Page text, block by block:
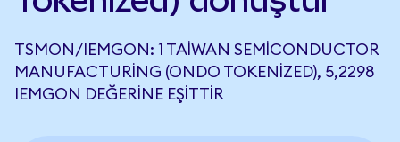
TSMON/IEMGON: 1 TAIWAN SEMICONDUCTOR
MANUFACTURING (ONDO TOKENIZED), 5,2298
IEMGON DEĞERINE EŞITTIR